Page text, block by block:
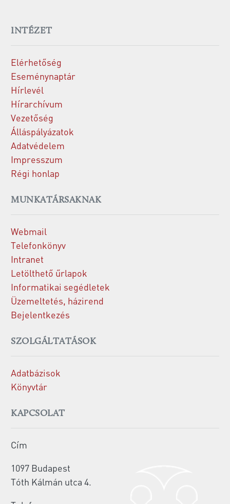
INTÉZET
Elérhetőség
Eseménynaptár
Hírlevél
Hírarchívum
Vezetőség
Álláspályázatok
Adatvédelem
Impresszum
Régi honlap
MUNKATÁRSAKNAK
Webmail
Telefonkönyv
Intranet
Letölthető űrlapok
Informatikai segédletek
Üzemeltetés, házirend
Bejelentkezés
SZOLGÁLTATÁSOK
Adatbázisok
Könyvtár
KAPCSOLAT
Cím
1097 Budapest
Tóth Kálmán utca 4.